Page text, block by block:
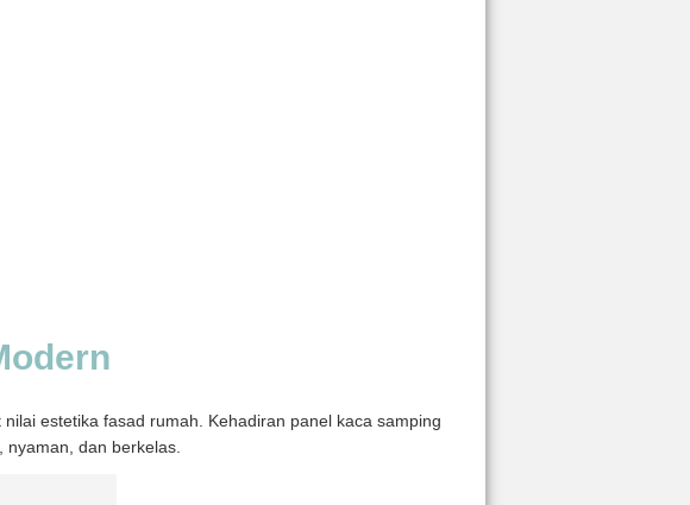
estetika fasad rumah. Kehadiran panel kaca samping
dan berkelas.